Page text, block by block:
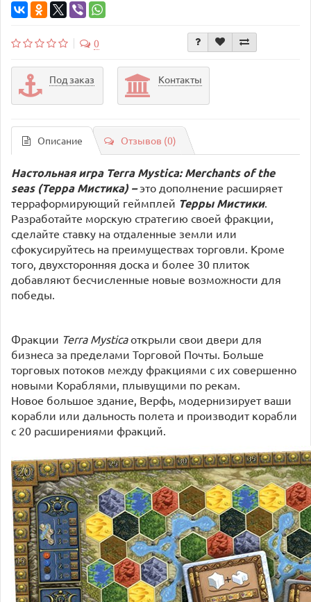
0
Под заказ Контакты
Описание Отзывов (0)
Настольная игра Terra Mystica: Merchants of the
seas (Терра Мистика) –это дополнение расширяет
терраформирующий геймплей Терры Мистики.
Разработайте морскую стратегию своей фракции,
сделайте ставку на отдаленные земли или
сфокусируйтесь на преимуществах торговли. Кроме
того, двухсторонняя доска и более 30 плиток
добавляют бесчисленные новые возможности для
победы.
Фракции Terra Mysticaоткрыли свои двери для
бизнеса за пределами Торговой Почты. Больше
торговых потоков между фракциями с их совершенно
новыми Кораблями, плывущими по рекам.
Новое большое здание, Верфь, модернизирует ваши
корабли или дальность полета и производит корабли
с 20 расширениями фракций.